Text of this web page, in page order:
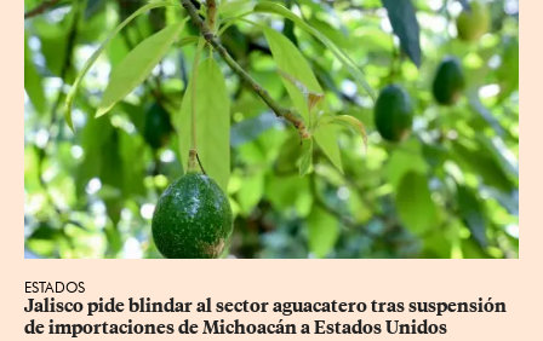
ESTADOS
Jalisco pide blindar al sector aguacatero tras suspensión
de importaciones de Michoacán a Estados Unidos